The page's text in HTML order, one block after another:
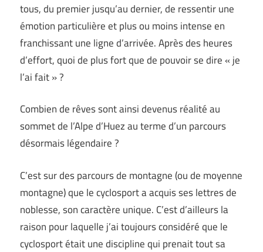
tous, du premier jusqu’au dernier, de ressentir une
émotion particulière et plus ou moins intense en
franchissant une ligne d’arrivée. Après des heures
d’effort, quoi de plus fort que de pouvoir se dire « je
l’ai fait » ?
Combien de rêves sont ainsi devenus réalité au
sommet de l’Alpe d’Huez au terme d’un parcours
désormais légendaire ?
C’est sur des parcours de montagne (ou de moyenne
montagne) que le cyclosport a acquis ses lettres de
noblesse, son caractère unique. C’est d’ailleurs la
raison pour laquelle j’ai toujours considéré que le
cyclosport était une discipline qui prenait tout sa